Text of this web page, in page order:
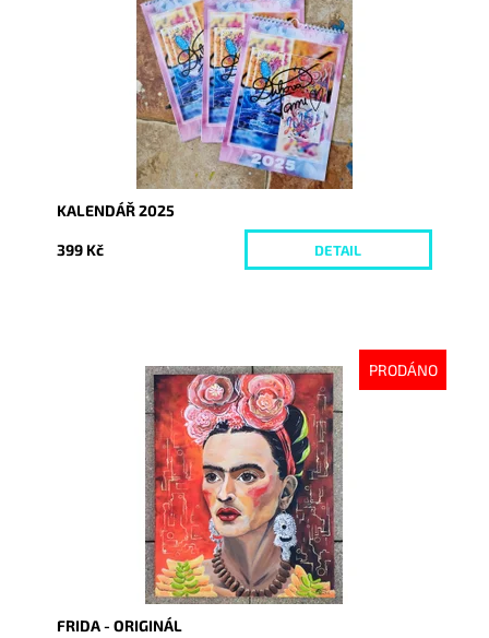
9383
KALENDÁŘ 2025
399 Kč DETAIL
PRODÁNO
Vyprodáno
9044
FRIDA - ORIGINÁL